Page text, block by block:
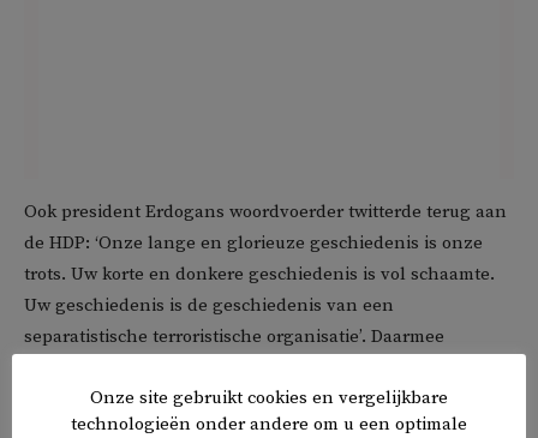
Ook president Erdogans woordvoerder twitterde terug aan
de HDP: ‘Onze lange en glorieuze geschiedenis is onze
trots. Uw korte en donkere geschiedenis is vol schaamte.
Uw geschiedenis is de geschiedenis van een
separatistische terroristische organisatie’. Daarmee
die strijd voor een onafhankelijk Koerdistan.
Onze site gebruikt cookies en vergelijkbare
technologieën onder andere om u een optimale